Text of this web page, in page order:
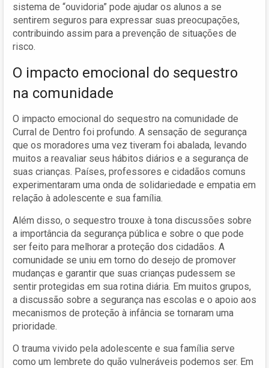
sistema de “ouvidoria” pode ajudar os alunos a se
sentirem seguros para expressar suas preocupações,
contribuindo assim para a prevenção de situações de
risco.
O impacto emocional do sequestro
na comunidade
O impacto emocional do sequestro na comunidade de
Curral de Dentro foi profundo. A sensação de segurança
que os moradores uma vez tiveram foi abalada, levando
muitos a reavaliar seus hábitos diários e a segurança de
suas crianças. Países, professores e cidadãos comuns
experimentaram uma onda de solidariedade e empatia em
relação à adolescente e sua família.
Além disso, o sequestro trouxe à tona discussões sobre
a importância da segurança pública e sobre o que pode
ser feito para melhorar a proteção dos cidadãos. A
comunidade se uniu em torno do desejo de promover
mudanças e garantir que suas crianças pudessem se
sentir protegidas em sua rotina diária. Em muitos grupos,
a discussão sobre a segurança nas escolas e o apoio aos
mecanismos de proteção à infância se tornaram uma
prioridade.
O trauma vivido pela adolescente e sua família serve
como um lembrete do quão vulneráveis podemos ser. Em